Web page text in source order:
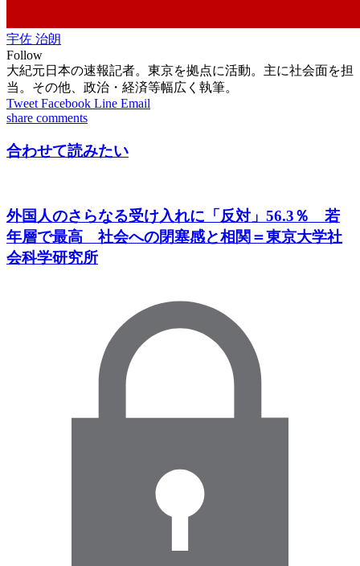
宇佐 治朗
Follow
大紀元日本の速報記者。東京を拠点に活動。主に社会面を担
当。その他、政治・経済等幅広く執筆。
Tweet Facebook Line Email
share comments
合わせて読みたい
外国人のさらなる受け入れに「反対」56.3％ 若
年層で最高 社会への閉塞感と相関＝東京大学社
会科学研究所